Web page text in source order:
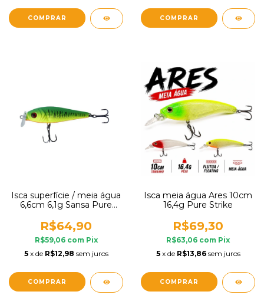
COMPRAR COMPRAR
Isca superfície / meia água
6,6cm 6,1g Sansa Pure
R$64,90
R$59,06 com Pix
5 x de R$12,98 sem juros
COMPRAR
Isca meia água Ares 10cm
16,4g Pure Strike
R$69,30
R$63,06 com Pix
5 x de R$13,86 sem juros
COMPRAR